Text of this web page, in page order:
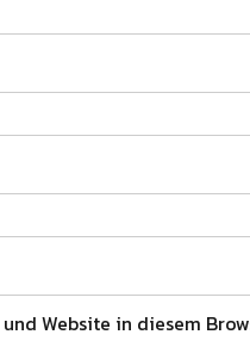
Website in diesem